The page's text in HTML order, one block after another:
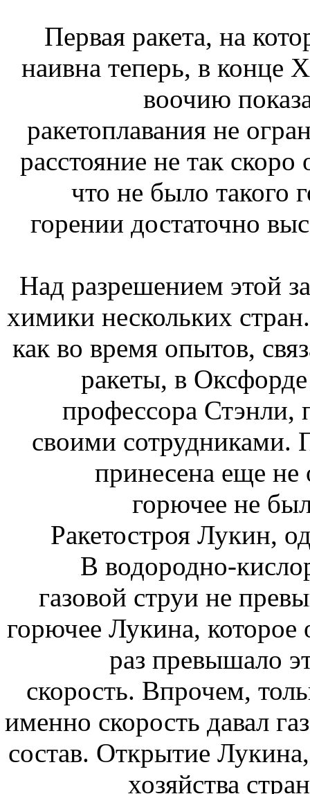
Первая ракета, на
наивна теперь, в конце
воочию
ракетоплавания не
расстояние не так
что не было такого
горении достаточно
Над разрешением этой
химики нескольких
как во время опытов,
ракеты, в Оксфорде
профессора Стэнли,
своими сотрудниками.
принесена еще не
горючее не
Ракетостроя Лукин,
В водородно-
газовой струи не
горючее Лукина, которое
раз превышало
скорость. Впрочем,
именно скорость давал
состав. Открытие
хозяйства